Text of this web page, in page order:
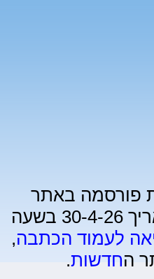
פורסמה באתר
ynet בתאריך 30-4-26 בשעה
לעמוד הכתבה,
החדשות.